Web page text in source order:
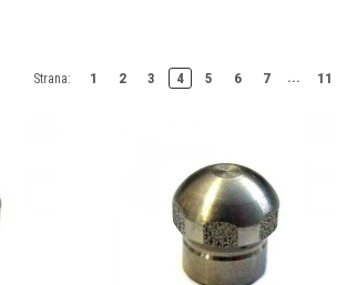
1 2 3 4 5 6 7 ... 11
Strana: